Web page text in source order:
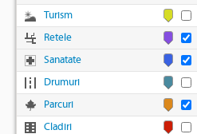
Turism
Retele
Sanatate
Drumuri
Parcuri
Cladiri